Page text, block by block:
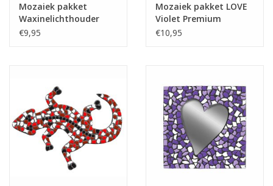
Mozaiek pakket
Waxinelichthouder
Wit-Lichtblauw-
€9,95
Mozaiek pakket LOVE
Violet Premium
€10,95